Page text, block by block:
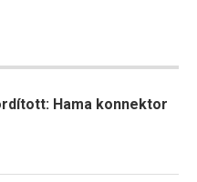
Hama konnektor